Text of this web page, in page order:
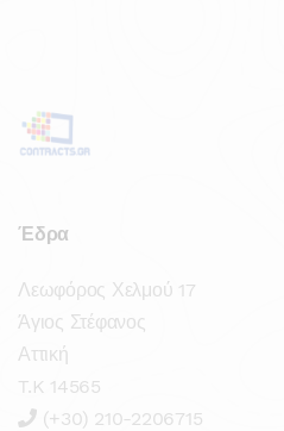
Έδρα
Λεωφόρος Χελμού 17
Άγιος Στέφανος
Αττική
T.K 14565
(+30) 210-2206715